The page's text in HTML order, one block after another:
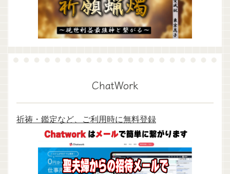
ChatWork
祈祷・鑑定など、ご利用時に無料登録